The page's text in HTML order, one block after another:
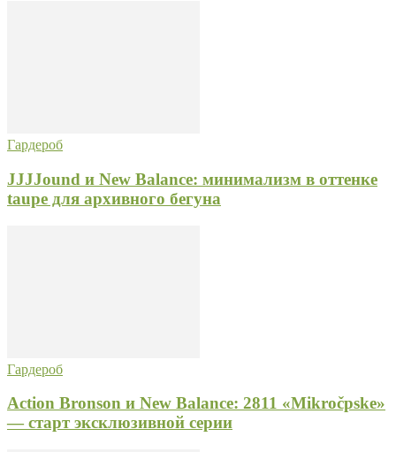
Гардероб
JJJJound и New Balance: минимализм в оттенке
taupe для архивного бегуна
Гардероб
Action Bronson и New Balance: 2811 «Mikročpske»
— старт эксклюзивной серии